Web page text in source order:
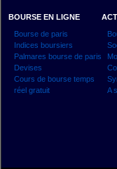
BOURSE EN LIGNE
Bourse de paris
Indices boursiers
Palmares bourse de paris
Devises
Cours de bourse temps
réel gratuit
A